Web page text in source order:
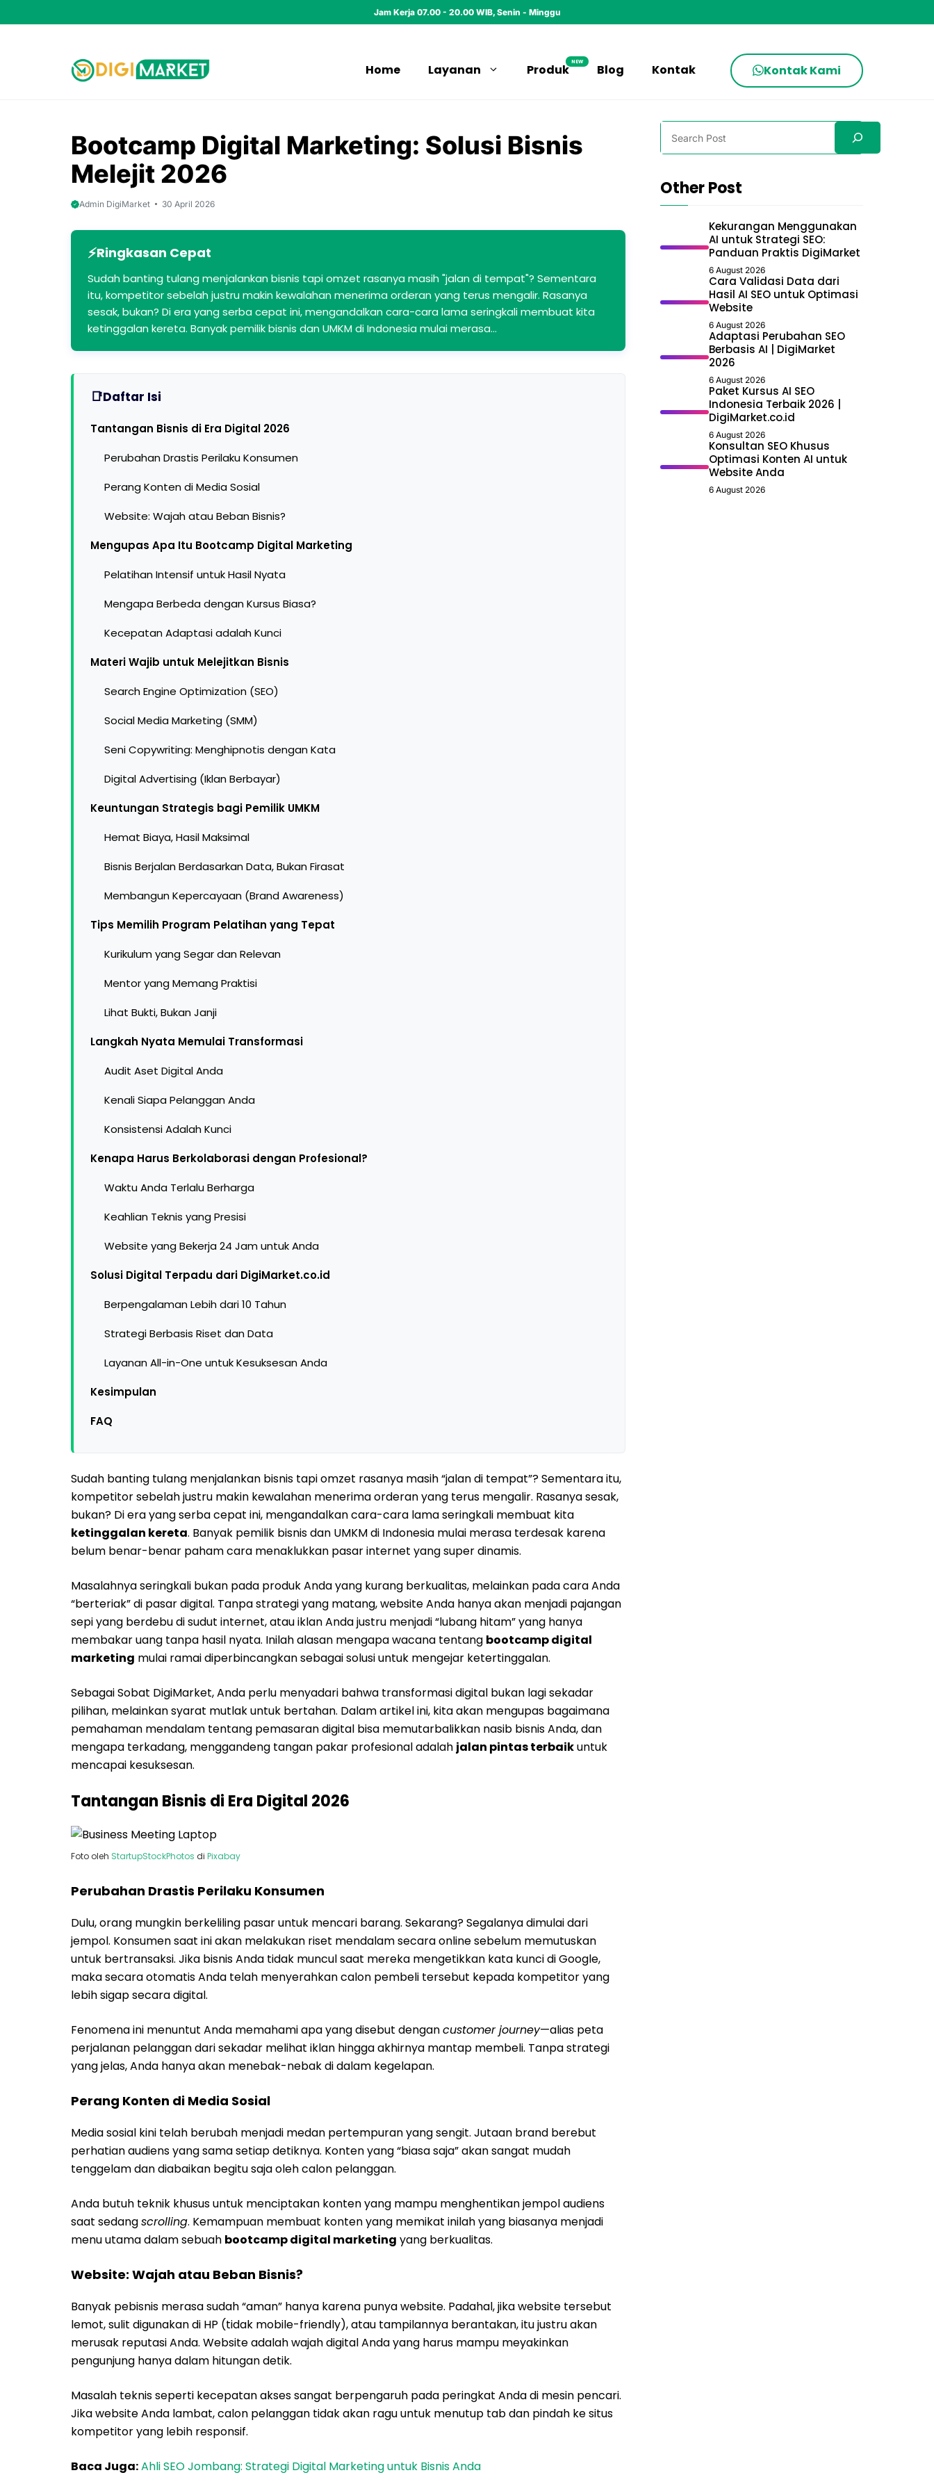
to
Jam Kerja 07.00 - 20.00 WIB, Senin - Minggu
Home Layanan Produk
NEW
Blog Kontak Kontak Kami
Bootcamp Digital Marketing: Solusi Bisnis
Melejit 2026
Admin DigiMarket 30 April 2026
Ringkasan Cepat
Sudah banting tulang menjalankan bisnis tapi omzet rasanya masih "jalan di tempat"? Sementara
itu, kompetitor sebelah justru makin kewalahan menerima orderan yang terus mengalir. Rasanya
sesak, bukan? Di era yang serba cepat ini, mengandalkan cara-cara lama seringkali membuat kita
ketinggalan kereta. Banyak pemilik bisnis dan UMKM di Indonesia mulai merasa…
Daftar Isi
Tantangan Bisnis di Era Digital 2026
Perubahan Drastis Perilaku Konsumen
Perang Konten di Media Sosial
Website: Wajah atau Beban Bisnis?
Mengupas Apa Itu Bootcamp Digital Marketing
Pelatihan Intensif untuk Hasil Nyata
Mengapa Berbeda dengan Kursus Biasa?
Kecepatan Adaptasi adalah Kunci
Materi Wajib untuk Melejitkan Bisnis
Search Engine Optimization (SEO)
Social Media Marketing (SMM)
Seni Copywriting: Menghipnotis dengan Kata
Digital Advertising (Iklan Berbayar)
Keuntungan Strategis bagi Pemilik UMKM
Hemat Biaya, Hasil Maksimal
Bisnis Berjalan Berdasarkan Data, Bukan Firasat
Membangun Kepercayaan (Brand Awareness)
Tips Memilih Program Pelatihan yang Tepat
Kurikulum yang Segar dan Relevan
Mentor yang Memang Praktisi
Lihat Bukti, Bukan Janji
Langkah Nyata Memulai Transformasi
Audit Aset Digital Anda
Kenali Siapa Pelanggan Anda
Konsistensi Adalah Kunci
Kenapa Harus Berkolaborasi dengan Profesional?
Waktu Anda Terlalu Berharga
Keahlian Teknis yang Presisi
Website yang Bekerja 24 Jam untuk Anda
Solusi Digital Terpadu dari DigiMarket.co.id
Berpengalaman Lebih dari 10 Tahun
Strategi Berbasis Riset dan Data
Layanan All-in-One untuk Kesuksesan Anda
Kesimpulan
FAQ
Sudah banting tulang menjalankan bisnis tapi omzet rasanya masih “jalan di tempat”? Sementara itu,
kompetitor sebelah justru makin kewalahan menerima orderan yang terus mengalir. Rasanya sesak,
bukan? Di era yang serba cepat ini, mengandalkan cara-cara lama seringkali membuat kita
ketinggalan kereta. Banyak pemilik bisnis dan UMKM di Indonesia mulai merasa terdesak karena
belum benar-benar paham cara menaklukkan pasar internet yang super dinamis.
Masalahnya seringkali bukan pada produk Anda yang kurang berkualitas, melainkan pada cara Anda
“berteriak” di pasar digital. Tanpa strategi yang matang, website Anda hanya akan menjadi pajangan
sepi yang berdebu di sudut internet, atau iklan Anda justru menjadi “lubang hitam” yang hanya
membakar uang tanpa hasil nyata. Inilah alasan mengapa wacana tentang bootcamp digital
marketing mulai ramai diperbincangkan sebagai solusi untuk mengejar ketertinggalan.
Sebagai Sobat DigiMarket, Anda perlu menyadari bahwa transformasi digital bukan lagi sekadar
pilihan, melainkan syarat mutlak untuk bertahan. Dalam artikel ini, kita akan mengupas bagaimana
pemahaman mendalam tentang pemasaran digital bisa memutarbalikkan nasib bisnis Anda, dan
mengapa terkadang, menggandeng tangan pakar profesional adalah jalan pintas terbaikuntuk
mencapai kesuksesan.
Tantangan Bisnis di Era Digital 2026
Foto oleh StartupStockPhotos di Pixabay
Perubahan Drastis Perilaku Konsumen
Dulu, orang mungkin berkeliling pasar untuk mencari barang. Sekarang? Segalanya dimulai dari
jempol. Konsumen saat ini akan melakukan riset mendalam secara online sebelum memutuskan
untuk bertransaksi. Jika bisnis Anda tidak muncul saat mereka mengetikkan kata kunci di Google,
maka secara otomatis Anda telah menyerahkan calon pembeli tersebut kepada kompetitor yang
lebih sigap secara digital.
Fenomena ini menuntut Anda memahami apa yang disebut dengancustomer journey—alias peta
perjalanan pelanggan dari sekadar melihat iklan hingga akhirnya mantap membeli. Tanpa strategi
yang jelas, Anda hanya akan menebak-nebak di dalam kegelapan.
Perang Konten di Media Sosial
Media sosial kini telah berubah menjadi medan pertempuran yang sengit. Jutaan brand berebut
perhatian audiens yang sama setiap detiknya. Konten yang “biasa saja” akan sangat mudah
tenggelam dan diabaikan begitu saja oleh calon pelanggan.
Anda butuh teknik khusus untuk menciptakan konten yang mampu menghentikan jempol audiens
saat sedangscrolling. Kemampuan membuat konten yang memikat inilah yang biasanya menjadi
menu utama dalam sebuah bootcamp digital marketing yang berkualitas.
Website: Wajah atau Beban Bisnis?
Banyak pebisnis merasa sudah “aman” hanya karena punya website. Padahal, jika website tersebut
lemot, sulit digunakan di HP (tidak mobile-friendly), atau tampilannya berantakan, itu justru akan
merusak reputasi Anda. Website adalah wajah digital Anda yang harus mampu meyakinkan
pengunjung hanya dalam hitungan detik.
Masalah teknis seperti kecepatan akses sangat berpengaruh pada peringkat Anda di mesin pencari.
Jika website Anda lambat, calon pelanggan tidak akan ragu untuk menutup tab dan pindah ke situs
kompetitor yang lebih responsif.
Baca Juga:Ahli SEO Jombang: Strategi Digital Marketing untuk Bisnis Anda
Search
Other Post
Kekurangan Menggunakan
AI untuk Strategi SEO:
Panduan Praktis DigiMarket
6 August 2026
Cara Validasi Data dari
Hasil AI SEO untuk Optimasi
Website
6 August 2026
Adaptasi Perubahan SEO
Berbasis AI | DigiMarket
2026
6 August 2026
Paket Kursus AI SEO
Indonesia Terbaik 2026 |
DigiMarket.co.id
6 August 2026
Konsultan SEO Khusus
Optimasi Konten AI untuk
Website Anda
6 August 2026